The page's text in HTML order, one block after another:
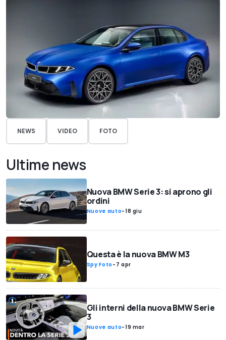
NEWS VIDEO FOTO
Ultime news
Nuova BMW Serie 3: si aprono gli
ordini
Nuove auto-18 giu
Questa è la nuova BMW M3
Spy Foto - 7 apr
Gli interni della nuova BMW Serie
3
Nuove auto-19 mar